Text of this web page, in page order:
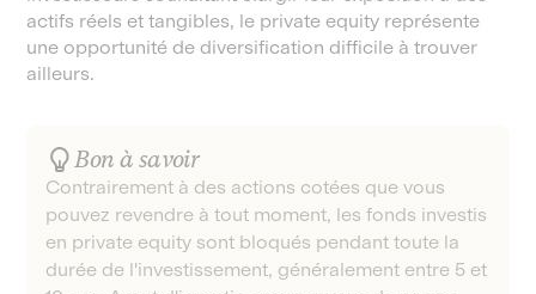
actifs réels et tangibles, le private equity représente
une opportunité de diversification difficile à trouver
ailleurs.
Bon à savoir
Contrairement à des actions cotées que vous
pouvez revendre à tout moment, les fonds investis
en private equity sont bloqués pendant toute la
durée de l'investissement, généralement entre 5 et